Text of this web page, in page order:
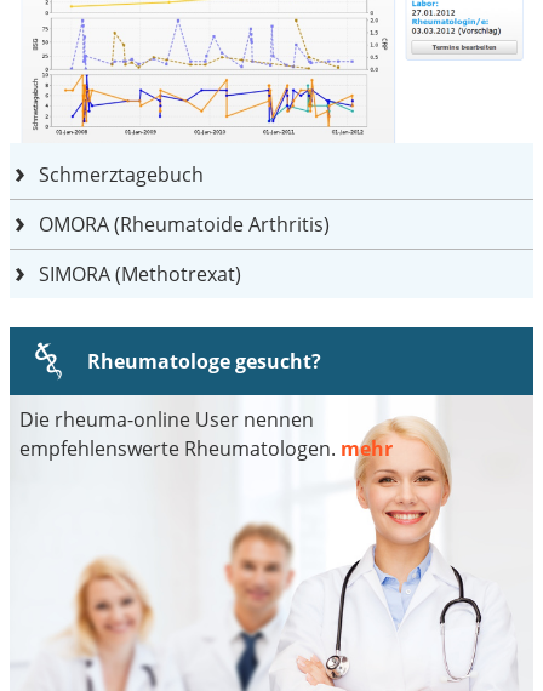
Schmerztagebuch
OMORA (Rheumatoide Arthritis)
SIMORA (Methotrexat)
Rheumatologe gesucht?
Die rheuma-online User nennen
empfehlenswerte Rheumatologen. mehr